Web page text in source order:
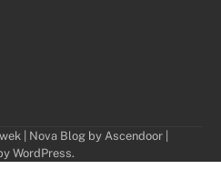
| Nova Blog by Ascendoor
WordPress.